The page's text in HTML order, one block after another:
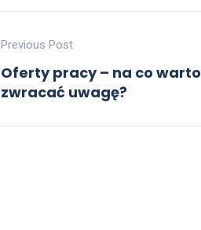
Previous Post
Oferty pracy – na co warto
zwracać uwagę?